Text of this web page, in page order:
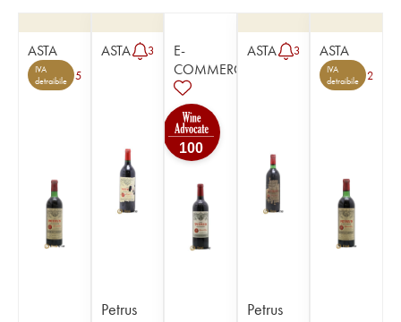
ASTA
IVA
detraibile
5
ASTA 3
Petrus
E-
COMMERCE
100
ASTA 3
Petrus
ASTA
IVA
detraibile
2